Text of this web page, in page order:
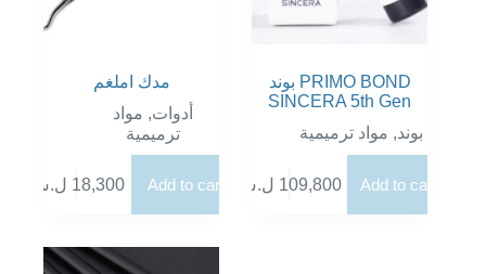
مدك املغم
أدوات, مواد
ترميمية
18,300 ل.س Add to cart
بوند PRIMO BOND
SINCERA 5th Gen
بوند, مواد ترميمية
109,800 ل.س Add to cart